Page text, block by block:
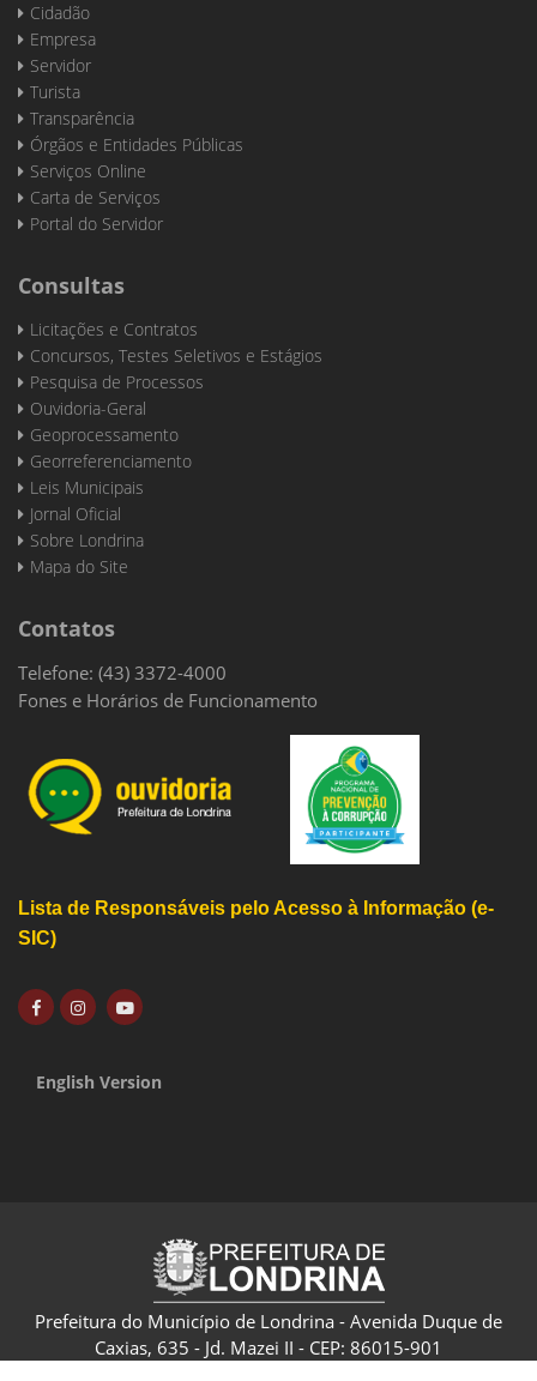
Cidadão
Empresa
Servidor
Turista
Transparência
Órgãos e Entidades Públicas
Serviços Online
Carta de Serviços
Portal do Servidor
Consultas
Licitações e Contratos
Concursos, Testes Seletivos e Estágios
Pesquisa de Processos
Ouvidoria-Geral
Geoprocessamento
Georreferenciamento
Leis Municipais
Jornal Oficial
Sobre Londrina
Mapa do Site
Contatos
Telefone: (43) 3372-4000
Fones e Horários de Funcionamento
Lista de Responsáveis pelo Acesso à Informação (e-
SIC)
English Version
Prefeitura do Município de Londrina - Avenida Duque de
Caxias, 635 - Jd. Mazei II - CEP: 86015-901